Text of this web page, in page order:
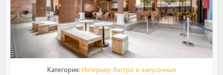
Категории: Интерьер бистро и закусочных